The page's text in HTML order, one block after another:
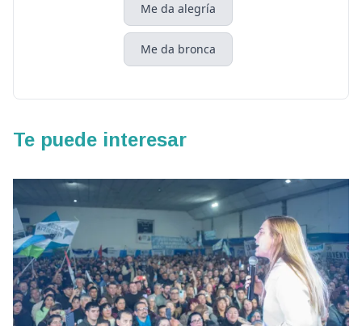
Me da alegría
Me da bronca
Te puede interesar